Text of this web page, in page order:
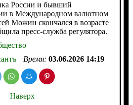
России и бывший
в Международном валютном
Можин скончался в возрасте
пресс-служба регулятора.
Время: 03.06.2026 14:19
Наверх